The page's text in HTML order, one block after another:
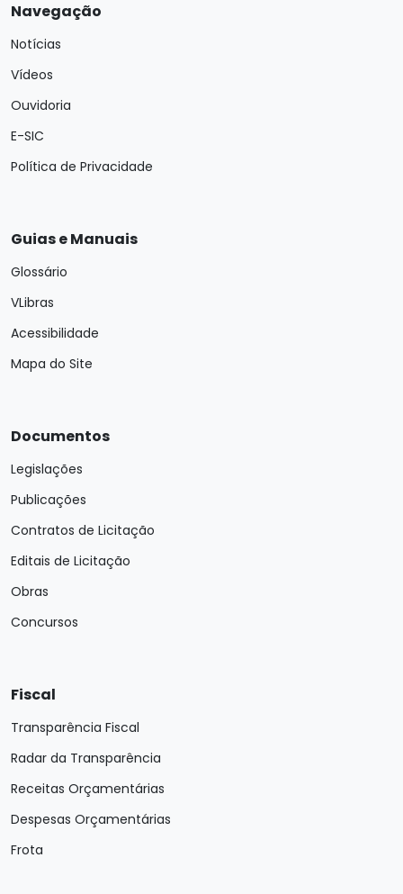
Navegação
Notícias
Vídeos
Ouvidoria
E-SIC
Política de Privacidade
Guias e Manuais
Glossário
VLibras
Acessibilidade
Mapa do Site
Documentos
Legislações
Publicações
Contratos de Licitação
Editais de Licitação
Obras
Concursos
Fiscal
Transparência Fiscal
Radar da Transparência
Receitas Orçamentárias
Despesas Orçamentárias
Frota